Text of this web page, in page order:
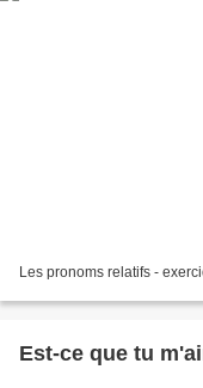
Les pronoms relatifs -
Est-ce que tu